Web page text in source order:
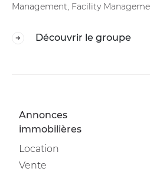
Management, Facility
Découvrir le groupe
Annonces
immobilières
Location
Vente